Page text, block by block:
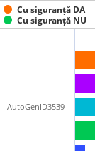
Cu siguranță DA
Cu siguranță NU
AutoGenID3539